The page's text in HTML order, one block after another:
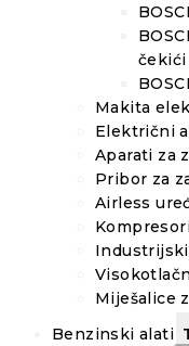
čekići
Makita
Električni
Aparati za
Pribor za
Airless
Miješalice
Benzinski alati